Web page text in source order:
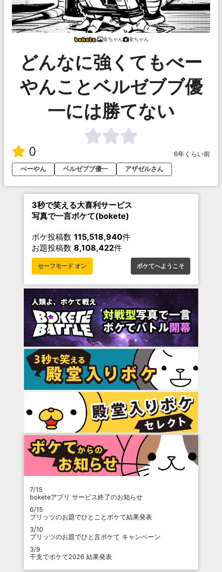
金ちゃん 金ちゃん
どんなに強くてもべー
やんことベルゼブブ優
一には勝てない
0
6年くらい前
べーやん
ベルゼブブ優一 アザゼルさん
3秒で笑える大喜利サービス
写真で一言ボケて(bokete)
ボケ投稿数 115,518,940件
お題投稿数 8,108,422件
セーフモード オン ボケてへようこそ
7/15
boketeアプリ サービス終了のお知らせ
6/15
プリッツのお題でひとことボケて結果発表
3/10
プリッツのお題でひと言ボケて キャンペーン
3/9
干支でボケて2026 結果発表